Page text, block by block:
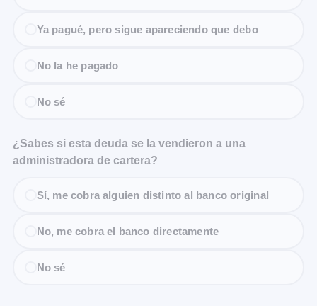
Ya pagué, pero sigue apareciendo que debo
No la he pagado
No sé
¿Sabes si esta deuda se la vendieron a una
administradora de cartera?
Sí, me cobra alguien distinto al banco original
No, me cobra el banco directamente
No sé